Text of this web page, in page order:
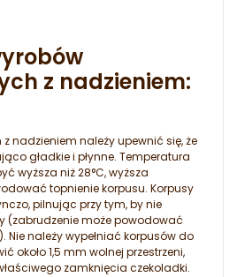
z nadzieniem:
nadzieniem należy upewnić się, że
gładkie i płynne. Temperatura
wyższa niż 28°C, wyższa
topnienie korpusu. Korpusy
pilnując przy tym, by nie
(zabrudzenie może powodować
Nie należy wypełniać korpusów do
około 1,5 mm wolnej przestrzeni,
zamknięcia czekoladki.